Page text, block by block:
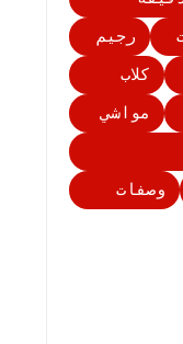
رجيم
كلاب
مواشي
وصفات